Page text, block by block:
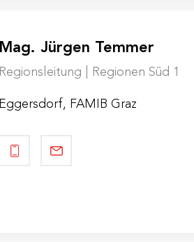
Mag. Jürgen Temmer
Regionsleitung | Regionen Süd 1
Eggersdorf, FAMIB Graz